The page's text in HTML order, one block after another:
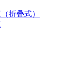
折叠式）